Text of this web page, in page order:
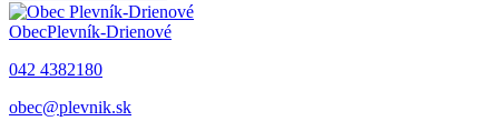
ObecPlevník-Drienové
042 4382180
obec@plevnik.sk